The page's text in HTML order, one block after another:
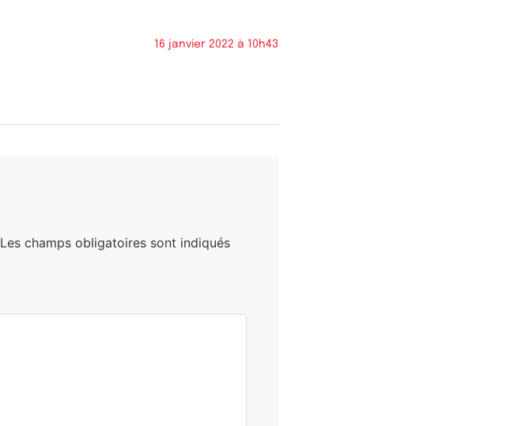
16 janvier 2022 à 10h43
Les champs obligatoires sont indiqués